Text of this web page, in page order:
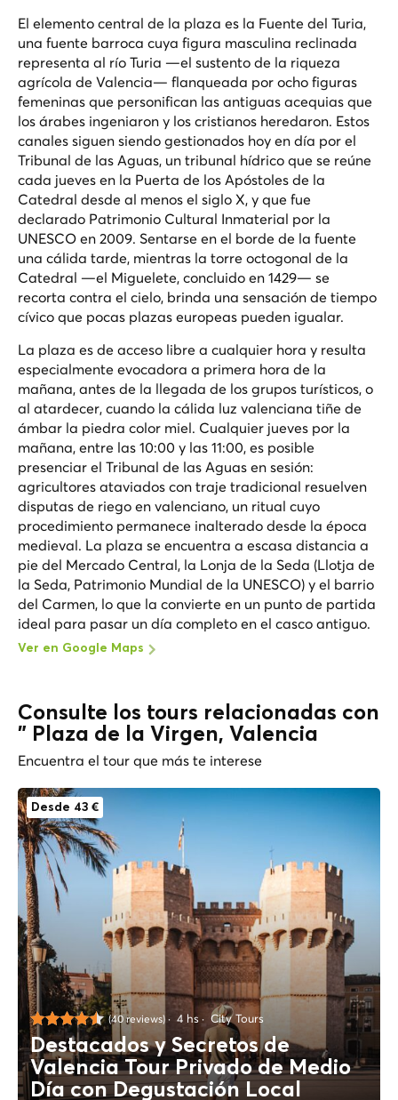
El elemento central de la plaza es la Fuente del Turia,
una fuente barroca cuya figura masculina reclinada
representa al río Turia —el sustento de la riqueza
agrícola de Valencia— flanqueada por ocho figuras
femeninas que personifican las antiguas acequias que
los árabes ingeniaron y los cristianos heredaron. Estos
canales siguen siendo gestionados hoy en día por el
Tribunal de las Aguas, un tribunal hídrico que se reúne
cada jueves en la Puerta de los Apóstoles de la
Catedral desde al menos el siglo X, y que fue
declarado Patrimonio Cultural Inmaterial por la
UNESCO en 2009. Sentarse en el borde de la fuente
una cálida tarde, mientras la torre octogonal de la
Catedral —el Miguelete, concluido en 1429— se
recorta contra el cielo, brinda una sensación de tiempo
cívico que pocas plazas europeas pueden igualar.
La plaza es de acceso libre a cualquier hora y resulta
especialmente evocadora a primera hora de la
mañana, antes de la llegada de los grupos turísticos, o
al atardecer, cuando la cálida luz valenciana tiñe de
ámbar la piedra color miel. Cualquier jueves por la
mañana, entre las 10:00 y las 11:00, es posible
presenciar el Tribunal de las Aguas en sesión:
agricultores ataviados con traje tradicional resuelven
disputas de riego en valenciano, un ritual cuyo
procedimiento permanece inalterado desde la época
medieval. La plaza se encuentra a escasa distancia a
pie del Mercado Central, la Lonja de la Seda (Llotja de
la Seda, Patrimonio Mundial de la UNESCO) y el barrio
del Carmen, lo que la convierte en un punto de partida
ideal para pasar un día completo en el casco antiguo.
Ver en Google Maps
Consulte los tours relacionadas con
" Plaza de la Virgen, Valencia
Encuentra el tour que más te interese
Desde 43 €
(40 reviews) 4 hs City Tours
Destacados y Secretos de
Valencia Tour Privado de Medio
Día con Degustación Local